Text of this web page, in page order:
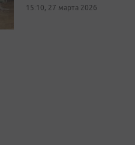
15:10, 27 марта 2026